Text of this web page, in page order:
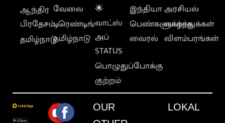
ஆந்திர
பிரதேசம்
தமிழ்நாடு
வேலை
டிரெண்டிங்
தமிழ்நாடு
🌟
வாட்ஸ்
அப்
STATUS
பொழுதுப்போக்கு
குற்றம்
இந்தியா
பெண்களுக்காக
வைரல்
அரசியல்
வாழ்த்துக்கள்
விளம்பரங்கள்
OUR
LOKAL